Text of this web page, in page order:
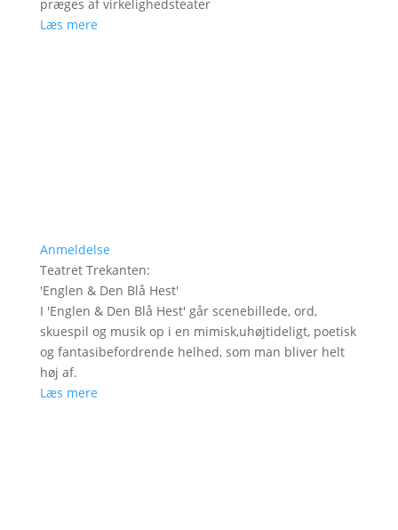
præges af virkelighedsteater
Læs mere
Anmeldelse
Teatret Trekanten:
'Englen & Den Blå Hest'
I 'Englen & Den Blå Hest' går scenebillede, ord,
skuespil og musik op i en mimisk,uhøjtideligt, poetisk
og fantasibefordrende helhed, som man bliver helt
høj af.
Læs mere